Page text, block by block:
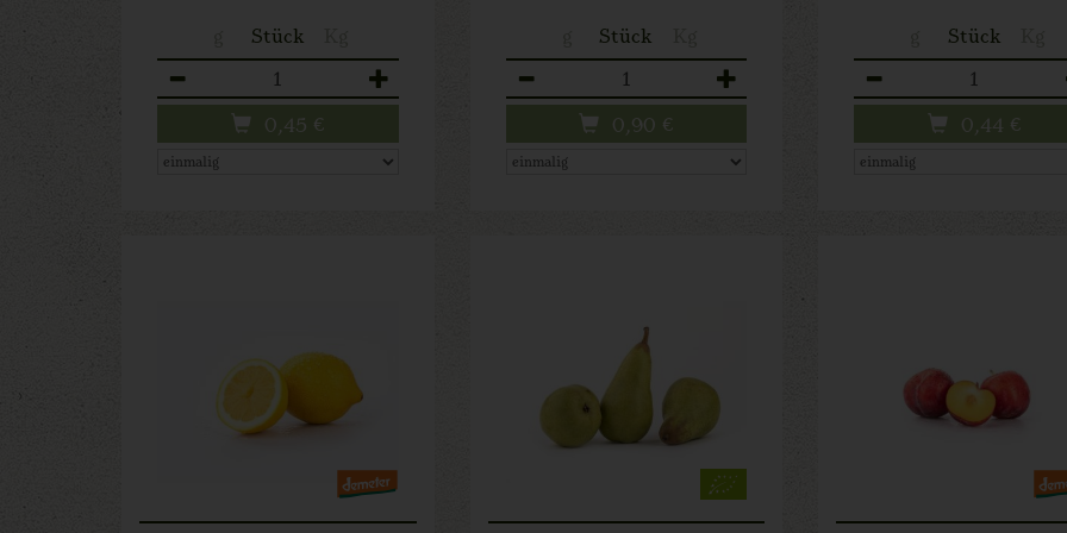
Stück
Anzahl
0,45 €
Stück
Anzahl
0,90 €
Stück
Anzahl
0,44 €